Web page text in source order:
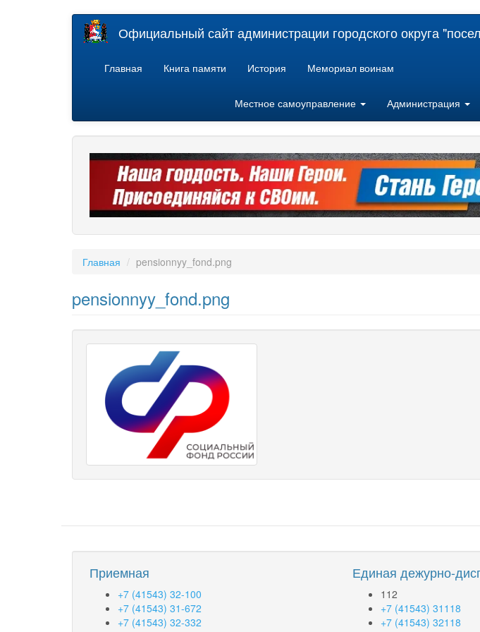
Официальный сайт администрации городского округа
Главная Книга памяти История Мемориал воинам
Местное самоуправление Администрация
Главная pensionnyy_fond.png
pensionnyy_fond.png
Приемная
+7 (41543) 32-100
+7 (41543) 31-672
+7 (41543) 32-332
Единая дежурно-
112
+7 (41543) 31118
+7 (41543) 32118